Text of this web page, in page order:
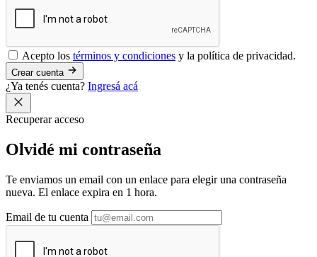
Acepto los términos y condiciones y la política de privacidad.
Crear cuenta
¿Ya tenés cuenta? Ingresá acá
Recuperar acceso
Olvidé mi contraseña
Te enviamos un email con un enlace para elegir una contraseña
nueva. El enlace expira en 1 hora.
Email de tu cuenta